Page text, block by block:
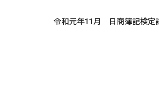
令和元年11月 日商簿記検定